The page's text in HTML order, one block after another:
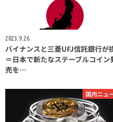
2023.9.26
バイナンスと三菱UFJ信託銀行が
＝日本で新たなステーブルコイン
売を…
国内ニュ